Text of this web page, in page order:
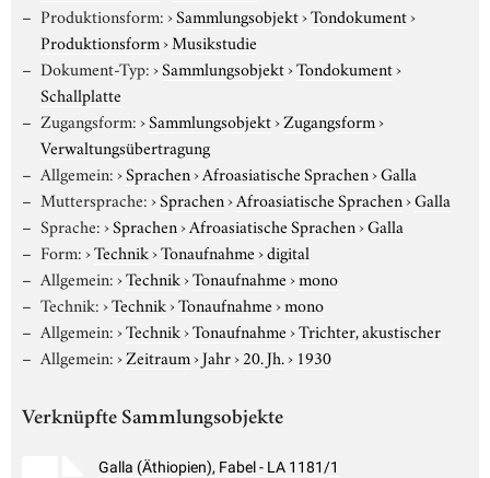
Produktionsform:›Sammlungsobjekt›Tondokument›
Produktionsform›Musikstudie
Dokument-Typ:›Sammlungsobjekt›Tondokument›
Schallplatte
Zugangsform:›Sammlungsobjekt›Zugangsform›
Verwaltungsübertragung
Allgemein:›Sprachen›Afroasiatische Sprachen›Galla
Muttersprache:›Sprachen›Afroasiatische Sprachen›Galla
Sprache:›Sprachen›Afroasiatische Sprachen›Galla
Form:›Technik›Tonaufnahme›digital
Allgemein:›Technik›Tonaufnahme›mono
Technik:›Technik›Tonaufnahme›mono
Allgemein:›Technik›Tonaufnahme›Trichter, akustischer
Allgemein:›Zeitraum›Jahr›20. Jh.› 1930
Verknüpfte Sammlungsobjekte
Galla (Äthiopien), Fabel - LA 1181/1